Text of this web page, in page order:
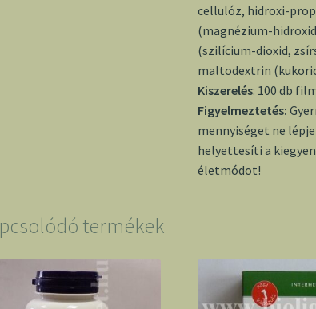
cellulóz, hidroxi-
(magnézium-
(szilícium-dioxid,
maltodextrin
Kiszerelés: 100 db
Figyelmeztetés:
mennyiséget ne
helyettesíti a
életmódot!
termékek